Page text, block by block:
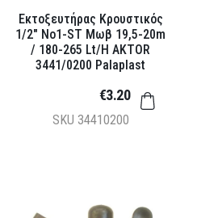
Εκτοξευτήρας Κρουστικός
1/2" Νο1-ST Μωβ 19,5-20m
/ 180-265 Lt/h AKTOR
3441/0200 Palaplast
SKU 34410200
€3.20